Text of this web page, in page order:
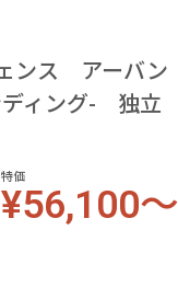
ンス アーバン
ディング- 独立
特価
¥56,100～